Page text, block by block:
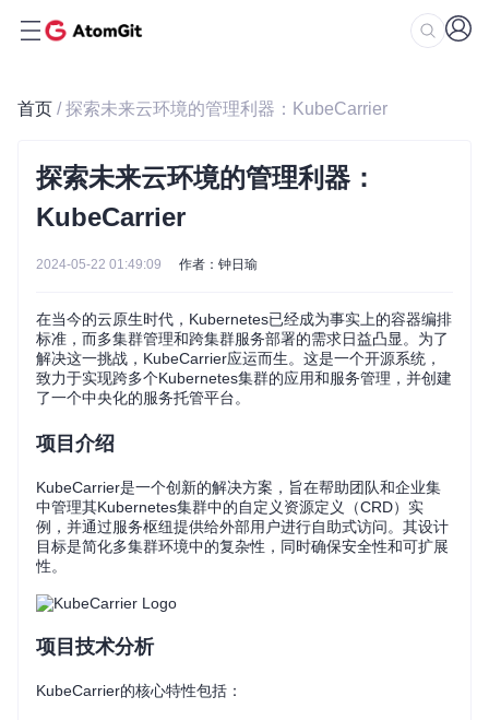
首页 / 探索未来云环境的管理利器：KubeCarrier
探索未来云环境的管理利器：
KubeCarrier
2024-05-22 01:49:09 作者：钟日瑜
在当今的云原生时代，Kubernetes已经成为事实上的容器编排
标准，而多集群管理和跨集群服务部署的需求日益凸显。为了
解决这一挑战，KubeCarrier应运而生。这是一个开源系统，
致力于实现跨多个Kubernetes集群的应用和服务管理，并创建
了一个中央化的服务托管平台。
项目介绍
KubeCarrier是一个创新的解决方案，旨在帮助团队和企业集
中管理其Kubernetes集群中的自定义资源定义（CRD）实
例，并通过服务枢纽提供给外部用户进行自助式访问。其设计
目标是简化多集群环境中的复杂性，同时确保安全性和可扩展
性。
项目技术分析
KubeCarrier的核心特性包括：